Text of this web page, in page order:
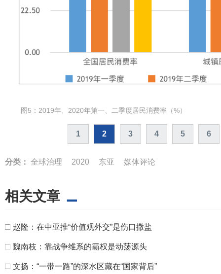
图5：2019年、2020年第一、二季度居民消费率（%）
1 2 3 4 5 6
分类： 全球治理 2020 东亚 媒体评论
相关文章
□ 赵隆：在中亚推“价值观外交”是伤口撒盐
□ 魏南枝：靠战争维系的霸权是动荡源头
□ 文扬：“一带一路”的深水区藏在“国家背后”